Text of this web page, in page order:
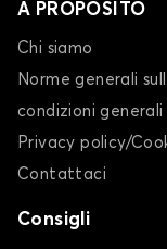
A PROPOSITO
Chi siamo
Norme generali
condizioni
Privacy policy/
Contattaci
Consigli